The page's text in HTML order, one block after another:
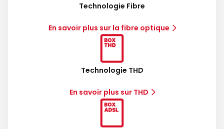
Technologie Fibre
En savoir plus sur la fibre optique
Technologie THD
En savoir plus sur THD